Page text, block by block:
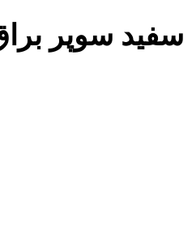
سفید سوپر